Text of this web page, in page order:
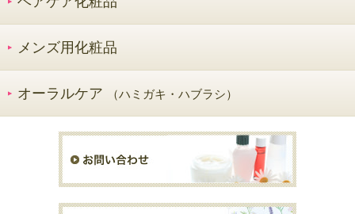
メンズ用化粧品
オーラルケア （ハミガキ・ハブラシ）